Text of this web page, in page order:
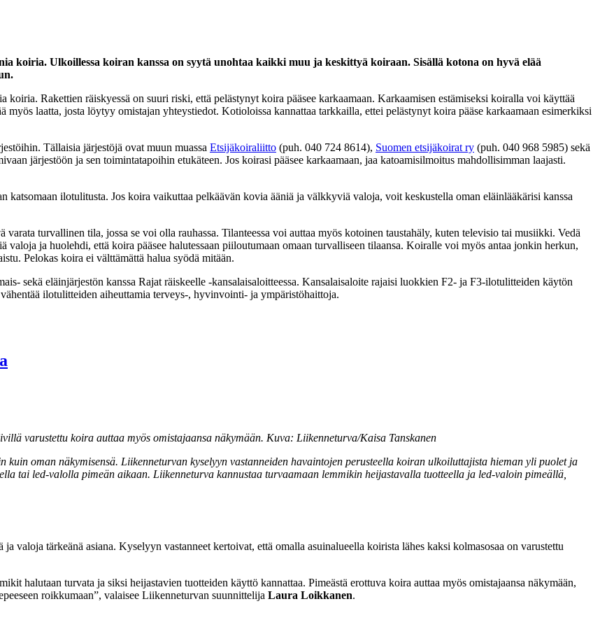
koiria. Ulkoillessa koiran kanssa on syytä unohtaa kaikki muu ja keskittyä koiraan. Sisällä kotona on hyvä elää
Rakettien räiskyessä on suuri riski, että pelästynyt koira pääsee karkaamaan. Karkaamisen estämiseksi koiralla voi käyttää
myös laatta, josta löytyy omistajan yhteystiedot. Kotioloissa kannattaa tarkkailla, ettei pelästynyt koira pääse karkaamaan esimerkiksi
Tällaisia järjestöjä ovat muun muassa Etsijäkoiraliitto (puh. 040 724 8614), Suomen etsijäkoirat ry (puh. 040 968 5985) sekä
järjestöön ja sen toimintatapoihin etukäteen. Jos koirasi pääsee karkaamaan, jaa katoamisilmoitus mahdollisimman laajasti.
katsomaan ilotulitusta. Jos koira vaikuttaa pelkäävän kovia ääniä ja välkkyviä valoja, voit keskustella oman eläinlääkärisi kanssa
turvallinen tila, jossa se voi olla rauhassa. Tilanteessa voi auttaa myös kotoinen taustahäly, kuten televisio tai musiikki. Vedä
ja huolehdi, että koira pääsee halutessaan piiloutumaan omaan turvalliseen tilaansa. Koiralle voi myös antaa jonkin herkun,
Pelokas koira ei välttämättä halua syödä mitään.
sekä eläinjärjestön kanssa Rajat räiskeelle -kansalaisaloitteessa. Kansalaisaloite rajaisi luokkien F2- ja F3-ilotulitteiden käytön
ilotulitteiden aiheuttamia terveys-, hyvinvointi- ja ympäristöhaittoja.
varustettu koira auttaa myös omistajaansa näkymään. Kuva: Liikenneturva/Kaisa Tanskanen
oman näkymisensä. Liikenneturvan kyselyyn vastanneiden havaintojen perusteella koiran ulkoiluttajista hieman yli puolet ja
tai led-valolla pimeän aikaan. Liikenneturva kannustaa turvaamaan lemmikin heijastavalla tuotteella ja led-valoin pimeällä,
tärkeänä asiana. Kyselyyn vastanneet kertoivat, että omalla asuinalueella koirista lähes kaksi kolmasosaa on varustettu
halutaan turvata ja siksi heijastavien tuotteiden käyttö kannattaa. Pimeästä erottuva koira auttaa myös omistajaansa näkymään,
roikkumaan”, valaisee Liikenneturvan suunnittelija Laura Loikkanen.